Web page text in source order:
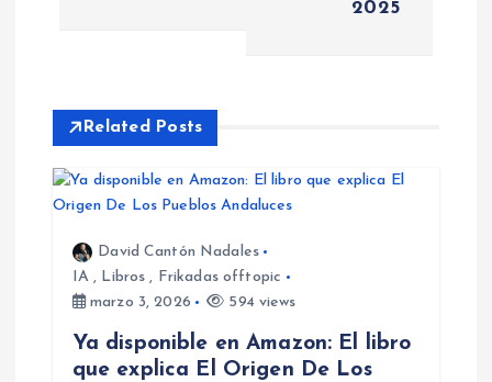
c
2025
Related Posts
David Cantón Nadales
IA , Libros , Frikadas offtopic
marzo 3, 2026
594 views
Ya disponible en Amazon: El libro
que explica El Origen De Los